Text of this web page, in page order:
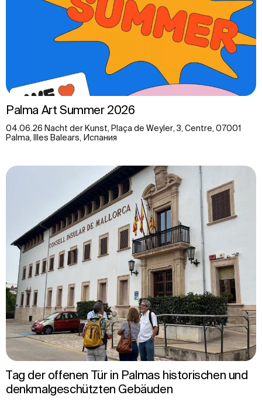
Palma Art Summer 2026
04.06.26 Nacht der Kunst, Plaça de Weyler, 3, Centre, 07001
Palma, Illes Balears, Испания
Tag der offenen Tür in Palmas historischen und
denkmalgeschützten Gebäuden